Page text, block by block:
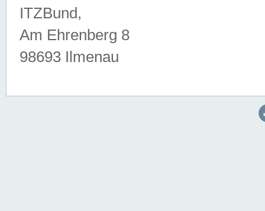
ITZBund,
Am Ehrenberg 8
98693 Ilmenau